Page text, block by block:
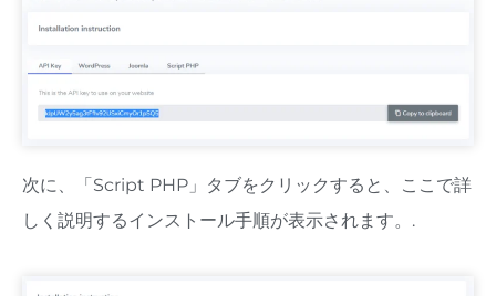
次に、「Script PHP」タブをクリックすると、ここで詳
しく説明するインストール手順が表示されます。.